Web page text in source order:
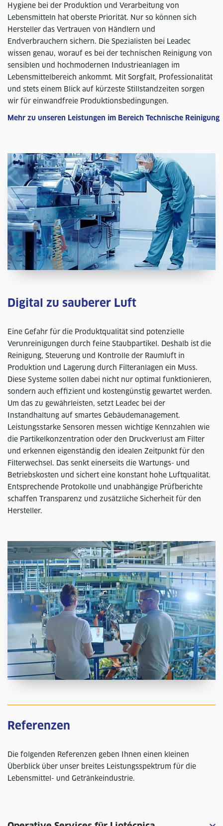
Hygiene bei der Produktion und Verarbeitung von
Lebensmitteln hat oberste Priorität. Nur so können sich
Hersteller das Vertrauen von Händlern und
Endverbrauchern sichern. Die Spezialisten bei Leadec
wissen genau, worauf es bei der technischen Reinigung von
sensiblen und hochmodernen Industrieanlagen im
Lebensmittelbereich ankommt. Mit Sorgfalt, Professionalität
und stets einem Blick auf kürzeste Stillstandzeiten sorgen
wir für einwandfreie Produktionsbedingungen.
Mehr zu unseren Leistungen im Bereich Technische Reinigung
Digital zu sauberer Luft
Eine Gefahr für die Produktqualität sind potenzielle
Verunreinigungen durch feine Staubpartikel. Deshalb ist die
Reinigung, Steuerung und Kontrolle der Raumluft in
Produktion und Lagerung durch Filteranlagen ein Muss.
Diese Systeme sollen dabei nicht nur optimal funktionieren,
sondern auch effizient und kostengünstig gewartet werden.
Um das zu gewährleisten, setzt Leadec bei der
Instandhaltung auf smartes Gebäudemanagement.
Leistungsstarke Sensoren messen wichtige Kennzahlen wie
die Partikelkonzentration oder den Druckverlust am Filter
und erkennen eigenständig den idealen Zeitpunkt für den
Filterwechsel. Das senkt einerseits die Wartungs- und
Betriebskosten und sichert eine konstant hohe Luftqualität.
Entsprechende Protokolle und unabhängige Prüfberichte
schaffen Transparenz und zusätzliche Sicherheit für den
Hersteller.
Referenzen
Die folgenden Referenzen geben Ihnen einen kleinen
Überblick über unser breites Leistungsspektrum für die
Lebensmittel- und Getränkeindustrie.